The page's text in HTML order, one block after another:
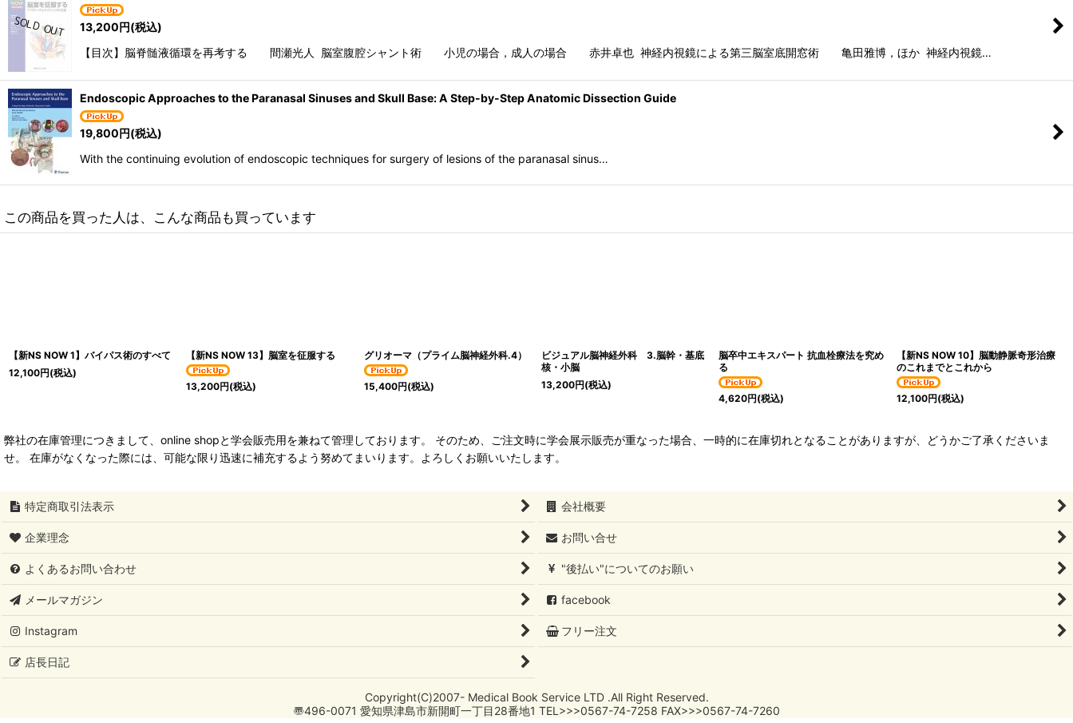
13,200円(税込)
【目次】脳脊髄液循環を再考する 間瀬光人 脳室腹腔シャント術 小児の場合，成人の場合 赤井卓也 神経内視鏡による第三脳室底開窓術 亀田雅博，ほか 神経内視鏡…
Endoscopic Approaches to the Paranasal Sinuses and Skull Base: A Step-by-Step Anatomic Dissection Guide
19,800円(税込)
With the continuing evolution of endoscopic techniques for surgery of lesions of the paranasal sinus…
この商品を買った人は、こんな商品も買っています
【新NS NOW 1】バイパス術のすべて
12,100円(税込)
【新NS NOW 13】脳室を征服する
13,200円(税込)
グリオーマ（プライム脳神経外科.4）
15,400円(税込)
ビジュアル脳神経外科 3.脳幹・基底
核・小脳
13,200円(税込)
脳卒中エキスパート 抗血栓療法を究め
る
4,620円(税込)
【新NS NOW 10】脳動静脈奇形治療
のこれまでとこれから
12,100円(税込)
弊社の在庫管理につきまして、online shopと学会販売用を兼ねて管理しております。 そのため、ご注文時に学会展示販売が重なった場合、一時的に在庫切れとなることがありますが、どうかご了承くださいま
せ。 在庫がなくなった際には、可能な限り迅速に補充するよう努めてまいります。よろしくお願いいたします。
特定商取引法表示 会社概要
企業理念 お問い合せ
よくあるお問い合わせ "後払い"についてのお願い
メールマガジン facebook
Instagram フリー注文
店長日記
Copyright(C)2007- Medical Book Service LTD .All Right Reserved.
〠496-0071 愛知県津島市新開町一丁目28番地1 TEL>>>0567-74-7258 FAX>>>0567-74-7260